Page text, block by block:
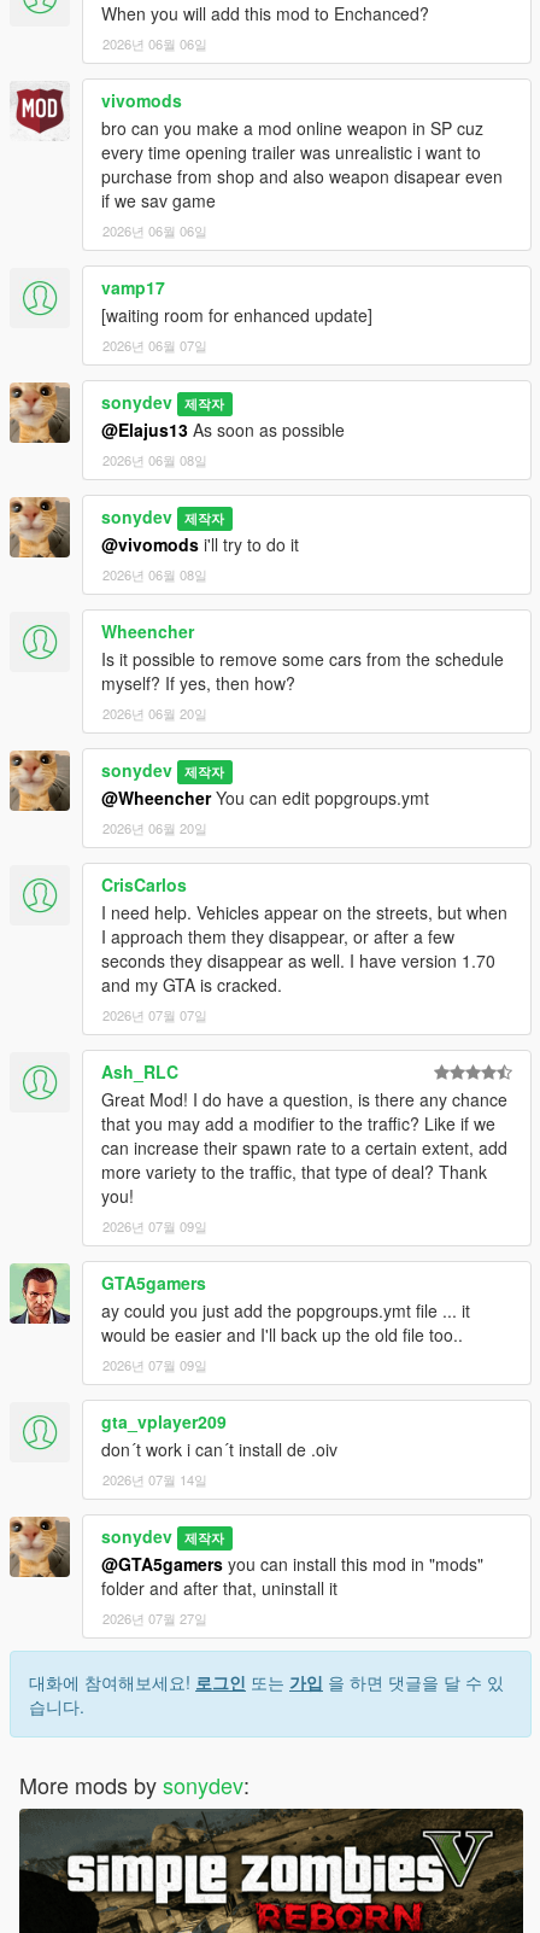
When you will add this mod to Enchanced?
2026년 06월 06일
vivomods
bro can you make a mod online weapon in SP cuz
every time opening trailer was unrealistic i want to
purchase from shop and also weapon disapear even
if we sav game
2026년 06월 06일
vamp17
[waiting room for enhanced update]
2026년 06월 07일
sonydev 제작자
@Elajus13 As soon as possible
2026년 06월 08일
sonydev 제작자
@vivomods i'll try to do it
2026년 06월 08일
Wheencher
Is it possible to remove some cars from the schedule
myself? If yes, then how?
2026년 06월 20일
sonydev 제작자
@WheencherYou can edit popgroups.ymt
2026년 06월 20일
CrisCarlos
I need help. Vehicles appear on the streets, but when
I approach them they disappear, or after a few
seconds they disappear as well. I have version 1.70
and my GTA is cracked.
2026년 07월 07일
Ash_RLC
Great Mod! I do have a question, is there any chance
that you may add a modifier to the traffic? Like if we
can increase their spawn rate to a certain extent, add
more variety to the traffic, that type of deal? Thank
you!
2026년 07월 09일
GTA5gamers
ay could you just add the popgroups.ymt file ... it
would be easier and I'll back up the old file too..
2026년 07월 09일
gta_vplayer209
don´t work i can´t install de .oiv
2026년 07월 14일
sonydev 제작자
@GTA5gamers you can install this mod in "mods"
folder and after that, uninstall it
2026년 07월 27일
대화에 참여해보세요! 로그인 또는 가입 을 하면 댓글을 달 수 있
습니다.
More mods bysonydev: